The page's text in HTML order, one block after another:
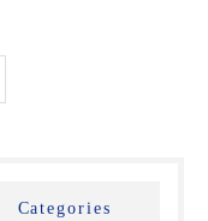
Categories